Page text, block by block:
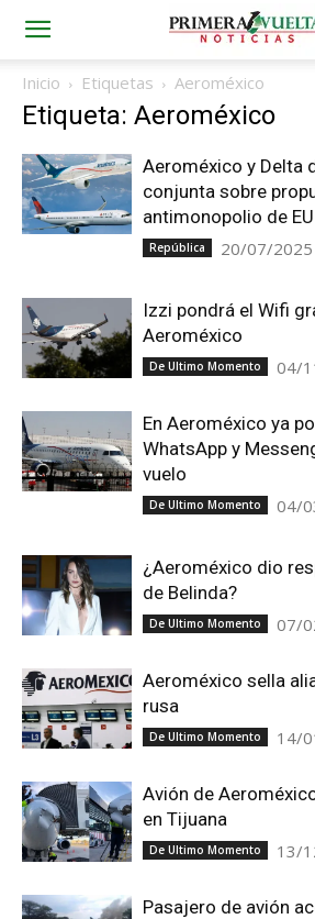
Inicio Etiquetas Aeroméxico
Etiqueta: Aeroméxico
Aeroméxico y Delta
conjunta sobre
antimonopolio de EU
República 20/07/2025
Izzi pondrá el Wifi
Aeroméxico
De Ultimo Momento 04/
En Aeroméxico ya
WhatsApp y
vuelo
De Ultimo Momento 04/
¿Aeroméxico dio
de Belinda?
De Ultimo Momento 07/
Aeroméxico sella
rusa
De Ultimo Momento 14/
Avión de
en Tijuana
De Ultimo Momento 13/
Pasajero de avión